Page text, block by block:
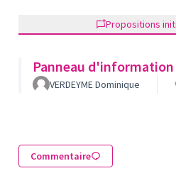
Propositions
Panneau
VERDEYME Dominique
Commentaire